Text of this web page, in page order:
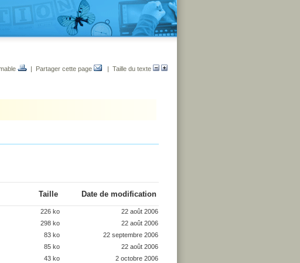
| Partager cette page | Taille du texte
Taille Date de modification
226 ko
22 août 2006
298 ko
22 août 2006
83 ko
22 septembre 2006
85 ko
22 août 2006
43 ko
2 octobre 2006